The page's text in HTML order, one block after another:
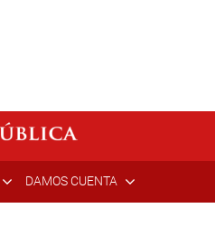
DAMOS CUENTA